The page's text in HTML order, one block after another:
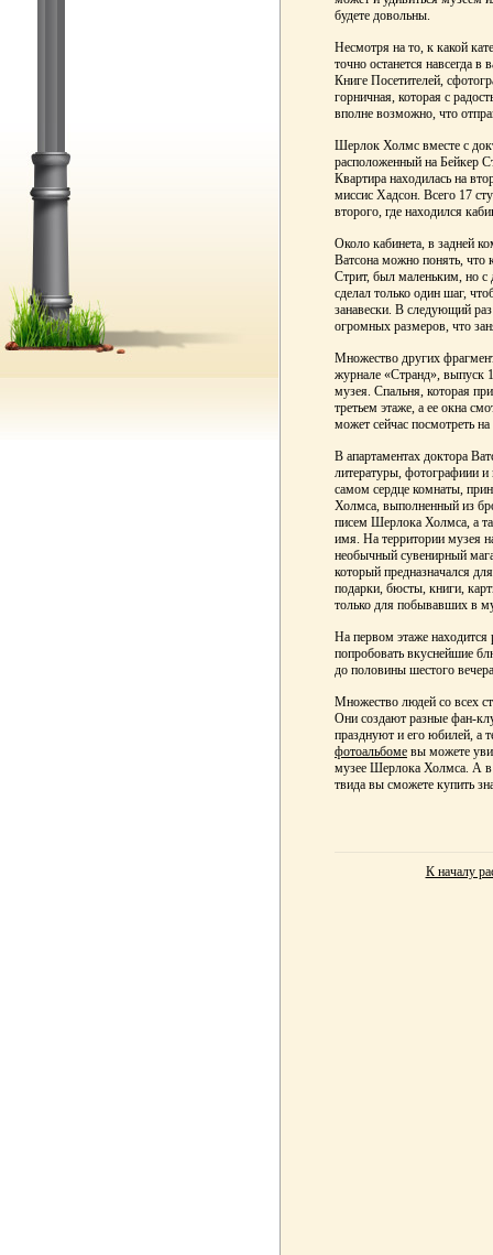
будете довольны.
Несмотря на то, к какой
точно останется навсегда
Книге Посетителей,
горничная, которая с
вполне возможно, что
Шерлок Холмс вместе с
расположенный на Бейкер
Квартира находилась на
миссис Хадсон. Всего 17
второго, где находился
Около кабинета, в задней
Ватсона можно понять, что
Стрит, был маленьким, но
сделал только один шаг,
занавески. В следующий
огромных размеров, что
Множество других
журнале «Странд», выпуск
музея. Спальня, которая
третьем этаже, а ее окна
может сейчас посмотреть
В апартаментах доктора
литературы, фотографиии и
самом сердце комнаты,
Холмса, выполненный из
писем Шерлока Холмса, а
имя. На территории музея
необычный сувенирный
который предназначался
подарки, бюсты, книги,
только для побывавших в
На первом этаже
попробовать вкуснейшие
до половины шестого
Множество людей со всех
Они создают разные фан-
празднуют и его юбилей, а
фотоальбоме вы можете
музее Шерлока Холмса. А в
твида вы сможете купить
К началу